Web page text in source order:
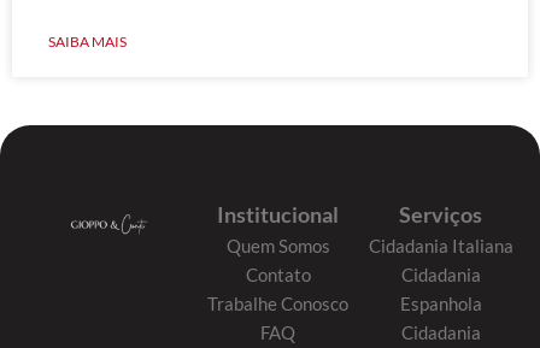
SAIBA MAIS
Institucional
Quem Somos
Contato
Trabalhe Conosco
FAQ
Serviços
Cidadania Italiana
Cidadania
Espanhola
Cidadania